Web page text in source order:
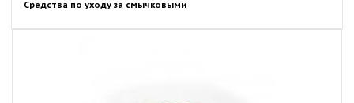
Средства по уходу за смычковыми